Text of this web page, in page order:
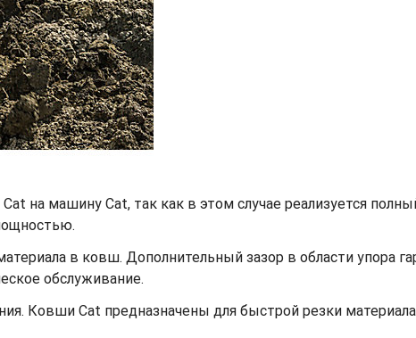
на машину Cat, так как в этом случае реализуется
в ковш. Дополнительный зазор в области упора
обслуживание.
Ковши Cat предназначены для быстрой резки